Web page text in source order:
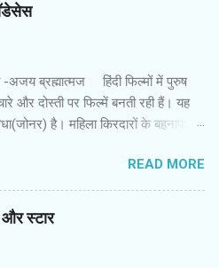
-अजय ब्रह्मात्‍मज हिंदी फिल्‍मों में पुरुष
और दोस्‍ती पर फिल्‍में बनती रही हैं। यह
है। महिला किरदारों के बहनापा
इंडियन गॉडेसेस ’ एक अच्‍छी कोशिश है। इस
किरदार हैं। उनकी पृष्‍ठभूमि अलग और
में कभी साथ रहीं लड़कियां गोवा में
उनमें से एक की शादी होने वाली है। बाकी
की शादी हो चुकी है और कुछ अभी तक
READ MORE
और स्‍टार